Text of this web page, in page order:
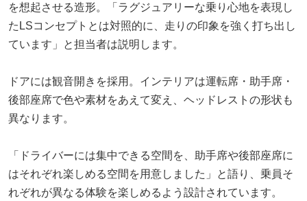
を想起させる造形。「ラグジュアリーな乗り心地を表現し
たLSコンセプトとは対照的に、走りの印象を強く打ち出し
ています」と担当者は説明します。
ドアには観音開きを採用。インテリアは運転席・助手席・
後部座席で色や素材をあえて変え、ヘッドレストの形状も
異なります。
「ドライバーには集中できる空間を、助手席や後部座席に
はそれぞれ楽しめる空間を用意しました」と語り、乗員そ
れぞれが異なる体験を楽しめるよう設計されています。